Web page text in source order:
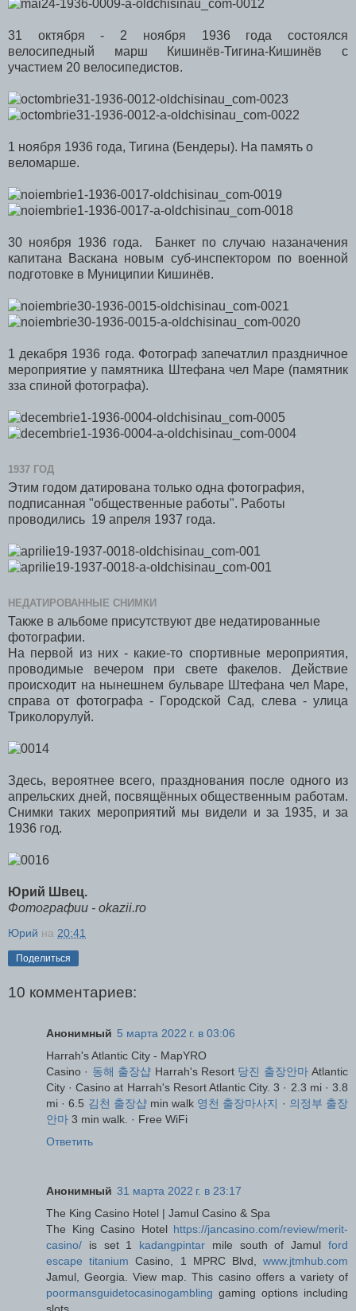
31 октября - 2 ноября 1936 года состоялся
велосипедный марш Кишинёв-Тигина-Кишинёв с
участием 20 велосипедистов.
1 ноября 1936 года, Тигина (Бендеры). На память о
веломарше.
30 ноября 1936 года. Банкет по случаю назаначения
капитана Васкана новым суб-инспектором по военной
подготовке в Муниципии Кишинёв.
1 декабря 1936 года. Фотограф запечатлил праздничное
мероприятие у памятника Штефана чел Маре (памятник
зза спиной фотографа).
1937 ГОД
Этим годом датирована только одна фотография,
подписанная "общественные работы". Работы
проводились 19 апреля 1937 года.
НЕДАТИРОВАННЫЕ СНИМКИ
Также в альбоме присутствуют две недатированные
фотографии.
На первой из них - какие-то спортивные мероприятия,
проводимые вечером при свете факелов. Действие
происходит на нынешнем бульваре Штефана чел Маре,
справа от фотографа - Городской Сад, слева - улица
Триколорулуй.
Здесь, вероятнее всего, празднования после одного из
апрельских дней, посвящённых общественным работам.
Снимки таких мероприятий мы видели и за 1935, и за
1936 год.
Юрий Швец.
Фотографии - okazii.ro
Юрий на 20:41
Поделиться
10 комментариев:
Анонимный 5 марта 2022 г. в 03:06
Harrah's Atlantic City - MapYRO
Casino · 동해 출장샵 Harrah's Resort 당진 출장안마Atlantic
City · Casino at Harrah's Resort Atlantic City. 3 · 2.3 mi · 3.8
mi · 6.5 김천 출장샵min walk 영천 출장마사지 · 의정부 출장
안마 3 min walk. · Free WiFi
Ответить
Анонимный 31 марта 2022 г. в 23:17
The King Casino Hotel | Jamul Casino & Spa
The King Casino Hotel https://jancasino.com/review/merit-
casino/ is set 1 kadangpintar mile south of Jamulford
escape titanium Casino, 1 MPRC Blvd,www.jtmhub.com
Jamul, Georgia. View map. This casino offers a variety of
poormansguidetocasinogambling gaming options including